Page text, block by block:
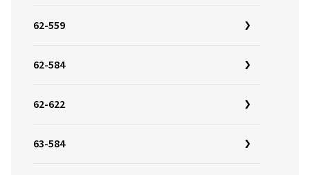
62-559
62-584
62-622
63-584